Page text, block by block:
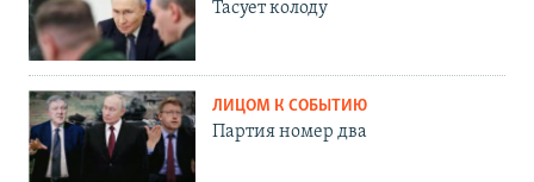
Тасует колоду
ЛИЦОМ К СОБЫТИЮ
Партия номер два